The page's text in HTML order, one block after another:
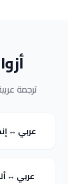
ترجمة
عربي ↔
عربي ↔